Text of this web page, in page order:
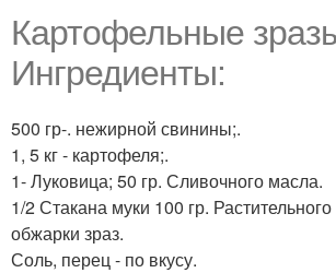
Картофельные
Ингредиенты:
500 гр-. нежирной свинины;.
1, 5 кг - картофеля;.
1- Луковица; 50 гр. Сливочного масла.
1/2 Стакана муки 100 гр.
обжарки зраз.
Соль, перец - по вкусу.